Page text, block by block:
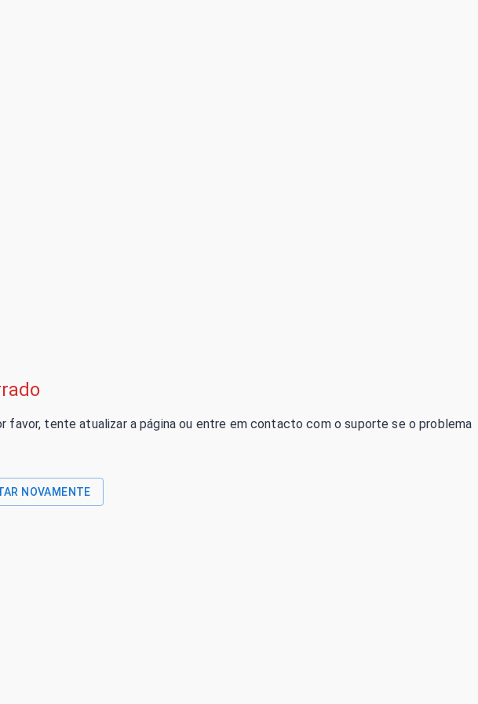
favor, tente atualizar a página ou entre em contacto com o suporte se o problema
NOVAMENTE